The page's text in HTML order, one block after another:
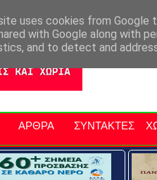
Αγαπάμε Ρέθυμνο
ΑΡΘΡΑ ΣΥΝΤΑΚΤΕΣ
uses cookies from Google
with Google along with
and to detect and